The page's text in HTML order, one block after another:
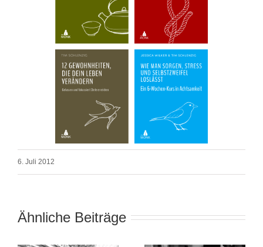
6. Juli 2012
Ähnliche Beiträge